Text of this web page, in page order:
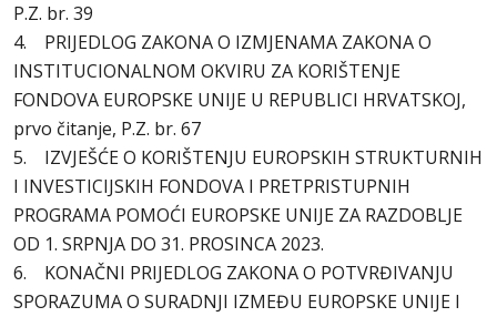
P.Z. br. 39
4. PRIJEDLOG ZAKONA O IZMJENAMA ZAKONA O
INSTITUCIONALNOM OKVIRU ZA KORIŠTENJE
FONDOVA EUROPSKE UNIJE U REPUBLICI HRVATSKOJ,
prvo čitanje, P.Z. br. 67
5. IZVJEŠĆE O KORIŠTENJU EUROPSKIH STRUKTURNIH
I INVESTICIJSKIH FONDOVA I PRETPRISTUPNIH
PROGRAMA POMOĆI EUROPSKE UNIJE ZA RAZDOBLJE
OD 1. SRPNJA DO 31. PROSINCA 2023.
6. KONAČNI PRIJEDLOG ZAKONA O POTVRĐIVANJU
SPORAZUMA O SURADNJI IZMEĐU EUROPSKE UNIJE I